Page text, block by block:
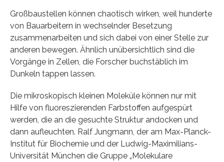
Großbaustellen können chaotisch wirken, weil hunderte
von Bauarbeitern in wechselnder Besetzung
zusammenarbeiten und sich dabei von einer Stelle zur
anderen bewegen. Ähnlich unübersichtlich sind die
Vorgänge in Zellen, die Forscher buchstäblich im
Dunkeln tappen lassen.
Die mikroskopisch kleinen Moleküle können nur mit
Hilfe von fluoreszierenden Farbstoffen aufgespürt
werden, die an die gesuchte Struktur andocken und
dann aufleuchten. Ralf Jungmann, der am Max-Planck-
Institut für Biochemie und der Ludwig-Maximilians-
Universität München die Gruppe „Molekulare